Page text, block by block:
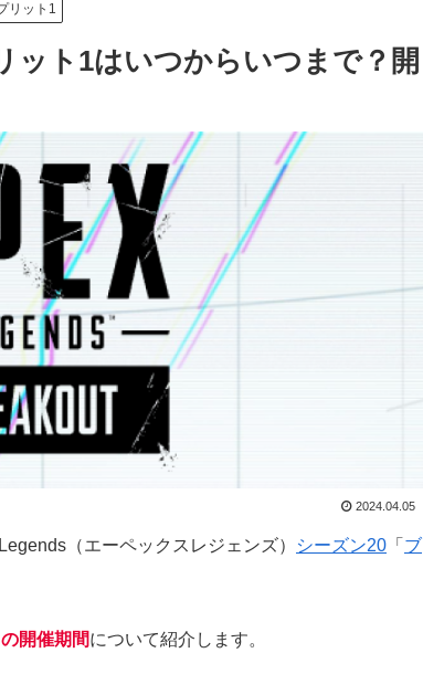
リット1
ット1はいつからいつまで？開
2024.04.05
（エーペックスレジェンズ） シーズン20 「 ブ
開催期間について紹介します。